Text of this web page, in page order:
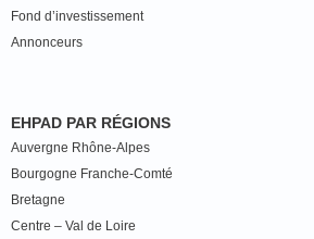
Fond d’investissement
Annonceurs
EHPAD PAR RÉGIONS
Auvergne Rhône-Alpes
Bourgogne Franche-Comté
Bretagne
Centre – Val de Loire